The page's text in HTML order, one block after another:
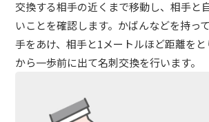
交換する相手の近くまで移動し、相手と
いことを確認します。かばんなどを持っ
手をあけ、相手と1メートルほど距離を
から一歩前に出て名刺交換を行います。